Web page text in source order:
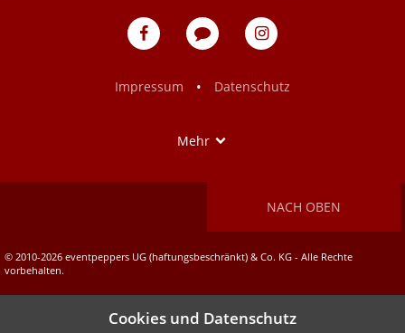
eventpeppers
Blog
eventpeppers
Impressum
• Datenschutz
Mehr
NACH OBEN
© 2010-2026 eventpeppers UG (haftungsbeschränkt) & Co. KG - Alle Rechte
vorbehalten.
Cookies und Datenschutz